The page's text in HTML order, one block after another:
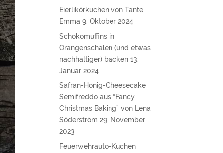
Eierlikörkuchen von Tante
Emma 9. Oktober 2024
Schokomuffins in
Orangenschalen (und etwas
nachhaltiger) backen 13.
Januar 2024
Safran-Honig-Cheesecake
Semifreddo aus “Fancy
Christmas Baking” von Lena
Söderström 29. November
2023
Feuerwehrauto-Kuchen